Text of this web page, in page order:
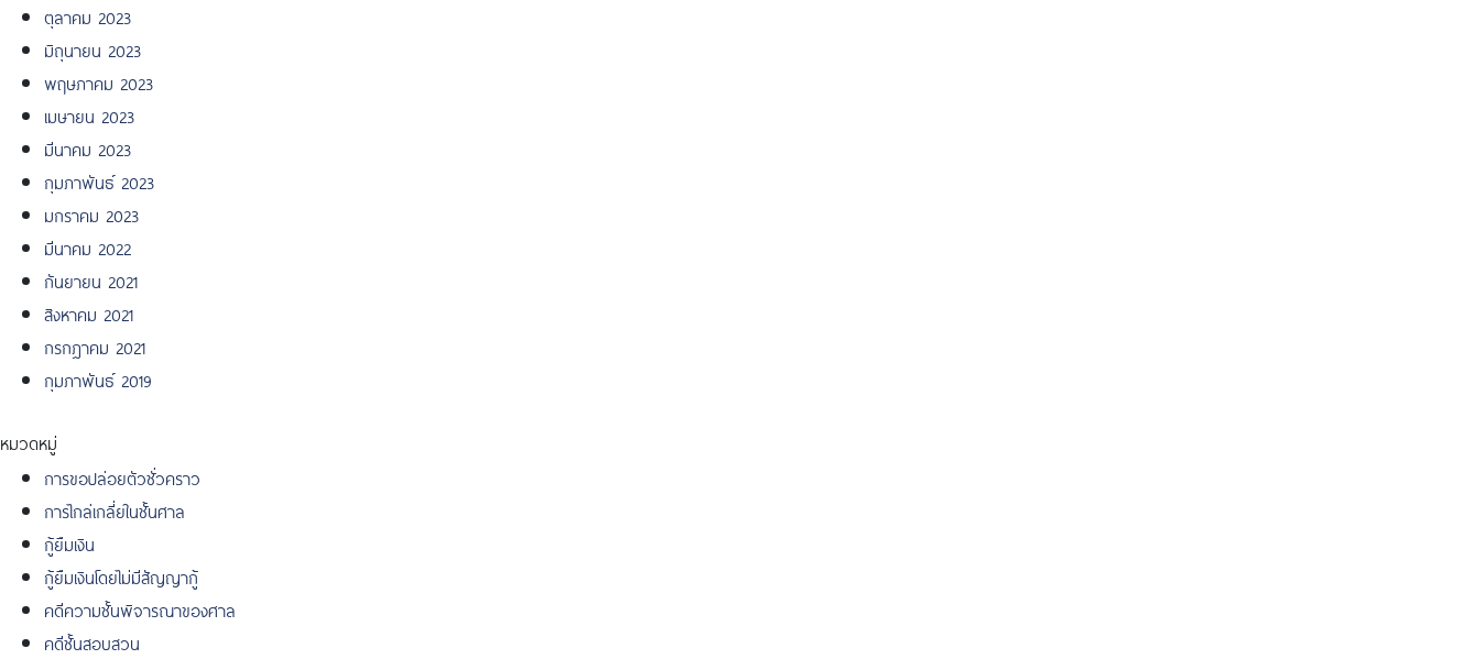
ตุลาคม 2023
มิถุนายน 2023
พฤษภาคม 2023
เมษายน 2023
มีนาคม 2023
กุมภาพันธ์ 2023
มกราคม 2023
มีนาคม 2022
กันยายน 2021
สิงหาคม 2021
กรกฎาคม 2021
กุมภาพันธ์ 2019
หมวดหมู่
การขอปล่อยตัวชั่วคราว
การไกล่เกลี่ยในชั้นศาล
กู้ยืมเงิน
กู้ยืมเงินโดยไม่มีสัญญากู้
คดีความชั้นพิจารณาของศาล
คดีชั้นสอบสวน